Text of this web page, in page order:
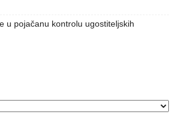
u pojačanu kontrolu ugostiteljskih